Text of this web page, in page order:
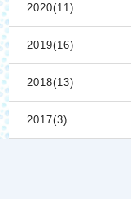
2020(11)
2019(16)
2018(13)
2017(3)